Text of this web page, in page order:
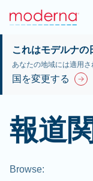
これはモデルナの
あなたの地域には適用
国を変更する
報道
Browse: